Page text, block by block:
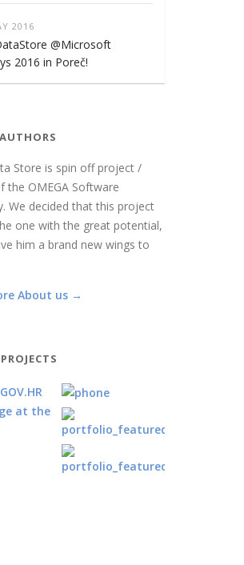
2016
@Microsoft
2016 in Poreč!
Store is spin off project /
the OMEGA Software
We decided that this project
one with the great potential,
him a brand new wings to
About us →